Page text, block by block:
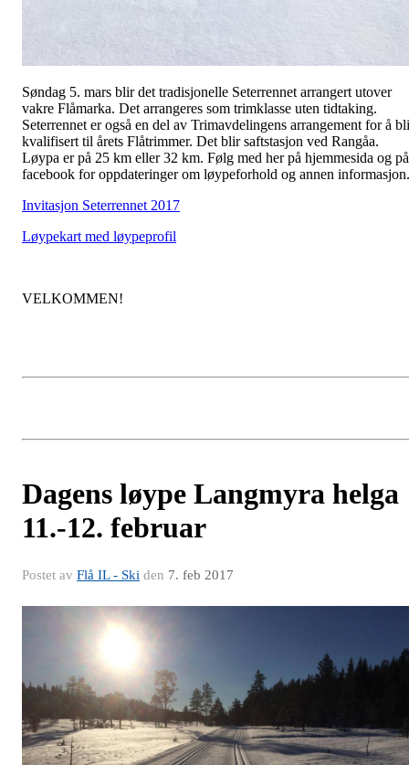
Søndag 5. mars blir det tradisjonelle Seterrennet arrangert utover
vakre Flåmarka. Det arrangeres som trimklasse uten tidtaking.
Seterrennet er også en del av Trimavdelingens arrangement for å bli
kvalifisert til årets Flåtrimmer. Det blir saftstasjon ved Rangåa.
Løypa er på 25 km eller 32 km. Følg med her på hjemmesida og på
facebook for oppdateringer om løypeforhold og annen informasjon.
Invitasjon Seterrennet 2017
Løypekart med løypeprofil
VELKOMMEN!
Dagens løype Langmyra helga
11.-12. februar
Postet av Flå IL - Ski den 7. feb 2017